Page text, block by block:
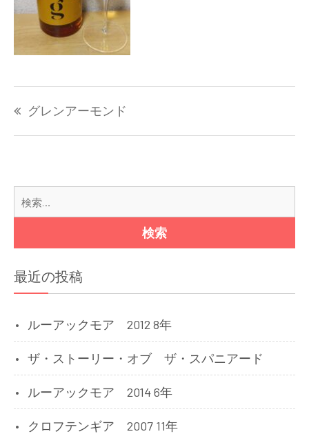
稿
ー
シ
ョ
グレンアーモンド
最近の投稿
ルーアックモア 2012 8年
ザ・ストーリー・オブ ザ・スパニアード
ルーアックモア 2014 6年
クロフテンギア 2007 11年